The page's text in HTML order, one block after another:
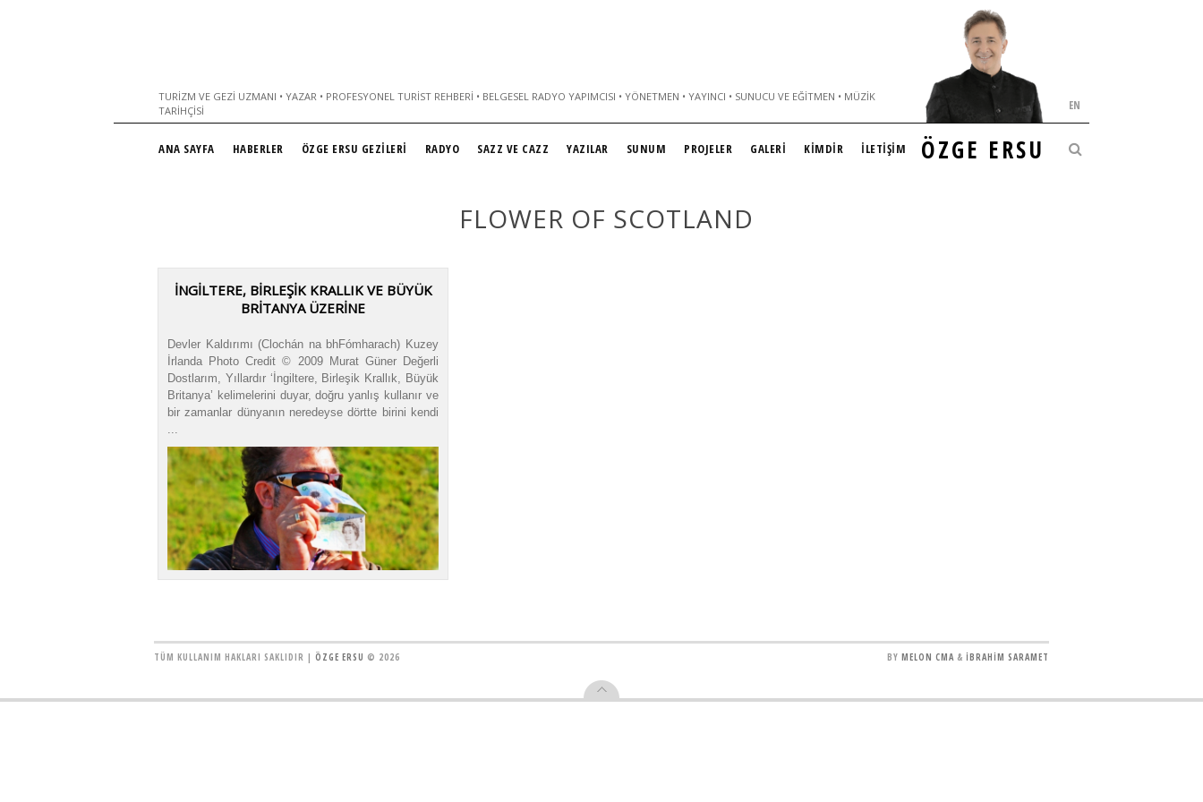
TURIZM VE GEZI UZMANI • YAZAR • PROFESYONEL TURIST REHBERI • BELGESEL RADYO YAPIMCISI • YÖNETMEN • YAYINCI • SUNUCU VE EĞITMEN • MÜZIK
TARIHÇISI
ÖZGE ERSU
EN
ANA SAYFA HABERLER ÖZGE ERSU GEZİLERİ RADYO SAZZ VE CAZZ YAZILAR SUNUM PROJELER GALERİ KİMDİR İLETİŞİM
FLOWER OF SCOTLAND
İNGİLTERE, BİRLEŞİK KRALLIK VE BÜYÜK
BRİTANYA ÜZERİNE
Devler Kaldırımı (Clochán na bhFómharach) Kuzey
İrlanda Photo Credit © 2009 Murat Güner Değerli
Dostlarım, Yıllardır ‘İngiltere, Birleşik Krallık, Büyük
Britanya’ kelimelerini duyar, doğru yanlış kullanır ve
bir zamanlar dünyanın neredeyse dörtte birini kendi
...
TÜM KULLANIM HAKLARI SAKLIDIR | ÖZGE ERSU © 2026 BY MELON CMA & İBRAHİM SARAMET